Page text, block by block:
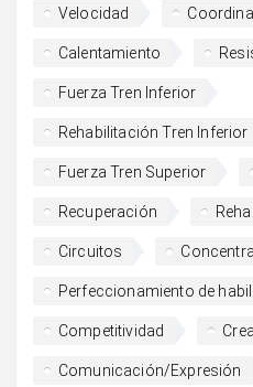
Velocidad
Calentamiento
Fuerza Tren Inferior
Rehabilitación Tren Inferior
Fuerza Tren Superior
Recuperación
Circuitos
Perfeccionamiento de
Competitividad
Comunicación/Expresión